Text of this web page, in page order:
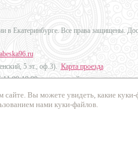
Вы можете увидеть, какие
нами куки-файлов.
в Екатеринбурге. Все права защищены.
5 эт., оф.3). Карта проезда
19:00, вс выходной
Красноярск, Казань и в другие